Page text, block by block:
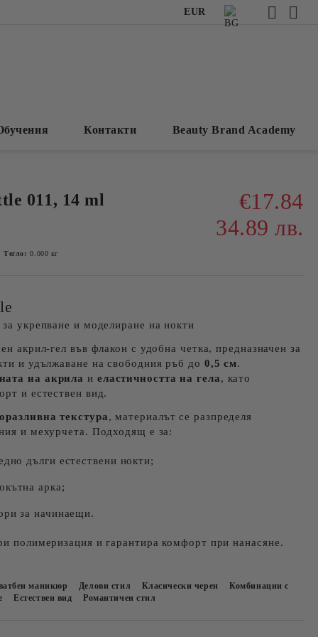
EUR
Контакти Beauty Brand Academy
011, 14 ml
€17.84
34.89 лв.
Тегло: 0.000 кг
укрепване и моделиране на нокти
акрил-гел във флакон с удобна четка, предназначен за
и удължаване на свободния ръб до 0,5 см.
на акрила и еластичността на гела, като
и естествен вид.
текстура, материалът се разпределя
и мехурчета. Подходящ е за:
дълги естествени нокти;
арка;
за начинаещи.
полимеризация и гарантира комфорт при нанасяне.
маникюр Делови стил Класически черен
Комбинации с
Естествен вид Романтичен стил